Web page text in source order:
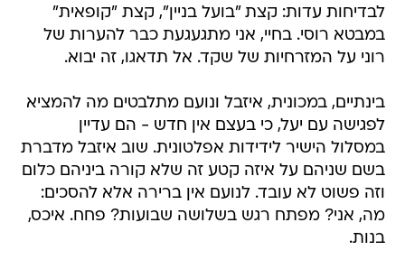
לבדיחות עדות: קצת "בועל בניין", קצת "קופאית"
במבטא רוסי. בחיי, אני מתגעגעת כבר להערות של
רוני על המזרחיות של שקד. אל תדאגו, זה יבוא.
בינתיים, במכונית, איזבל ונועם מתלבטים מה להמציא
לפגישה עם יעל, כי בעצם אין חדש - הם עדיין
במסלול הישיר לידידות אפלטונית. שוב איזבל מדברת
בשם שניהם על איזה קטע זה שלא קורה ביניהם כלום
וזה פשוט לא עובד. לנועם אין ברירה אלא להסכים:
מה, אני? מפתח רגש בשלושה שבועות? פחח. איכס,
בנות.